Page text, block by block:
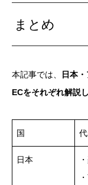
まとめ
本記事では、
日本
ECをそれぞれ解説
国
日本